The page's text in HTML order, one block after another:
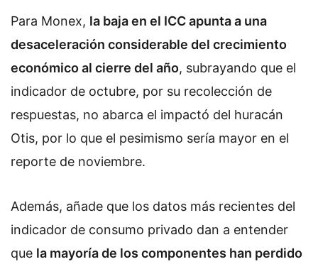
Para Monex, la baja en el ICC apunta a una
desaceleración considerable del crecimiento
económico al cierre del año, subrayando que el
indicador de octubre, por su recolección de
respuestas, no abarca el impactó del huracán
Otis, por lo que el pesimismo sería mayor en el
reporte de noviembre.
Además, añade que los datos más recientes del
indicador de consumo privado dan a entender
que la mayoría de los componentes han perdido